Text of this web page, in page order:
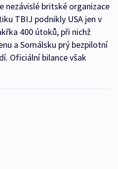
nezávislé britské organizace
TBIJ podnikly USA jen v
400 útoků, při nichž
a Somálsku prý bezpilotní
Oficiální bilance však